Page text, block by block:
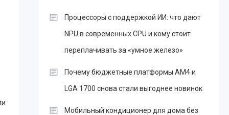
Процессоры с поддержкой ИИ: что дают
NPU в современных CPU и кому стоит
переплачивать за «умное железо»
Почему бюджетные платформы AM4 и
LGA 1700 снова стали выгоднее новинок
Мобильный кондиционер для дома без